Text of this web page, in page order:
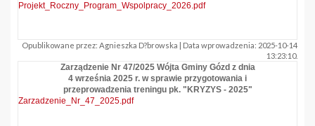
Projekt_Roczny_Program_Wspolpracy_2026.pdf
Opublikowane przez: Agnieszka D?browska | Data wprowadzenia: 2025-10-14
13:23:10.
Zarządzenie Nr 47/2025 Wójta Gminy Gózd z dnia
4 września 2025 r. w sprawie przygotowania i
przeprowadzenia treningu pk. "KRYZYS - 2025"
Zarzadzenie_Nr_47_2025.pdf